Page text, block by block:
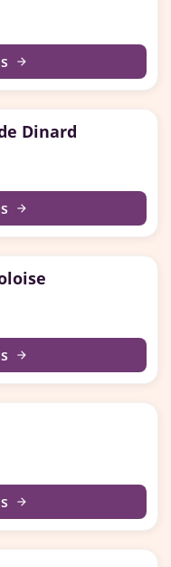
arrow_forward
Dinard
arrow_forward
arrow_forward
arrow_forward